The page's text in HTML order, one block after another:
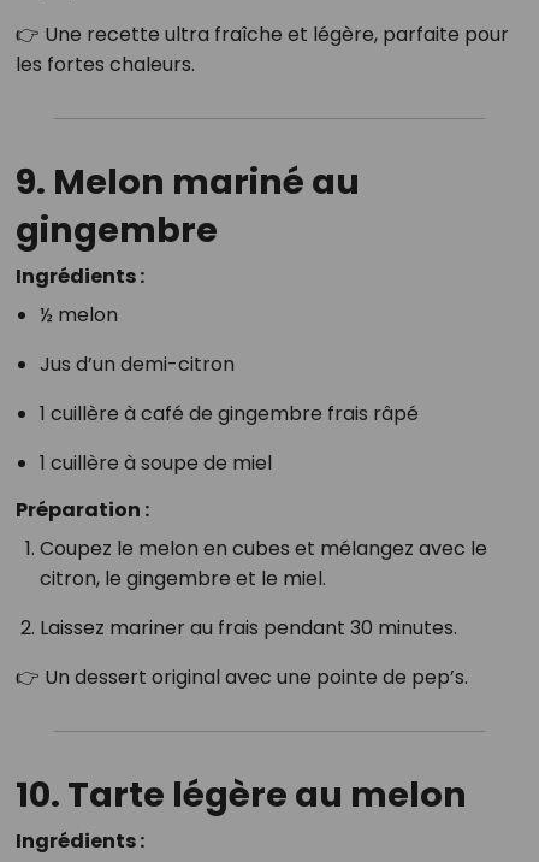
👉 Une recette ultra fraîche et légère, parfaite pour
les fortes chaleurs.
9. Melon mariné au
gingembre
Ingrédients :
½ melon
Jus d’un demi-citron
1 cuillère à café de gingembre frais râpé
1 cuillère à soupe de miel
Préparation :
Coupez le melon en cubes et mélangez avec le
citron, le gingembre et le miel.
Laissez mariner au frais pendant 30 minutes.
👉 Un dessert original avec une pointe de pep’s.
10. Tarte légère au melon
Ingrédients :